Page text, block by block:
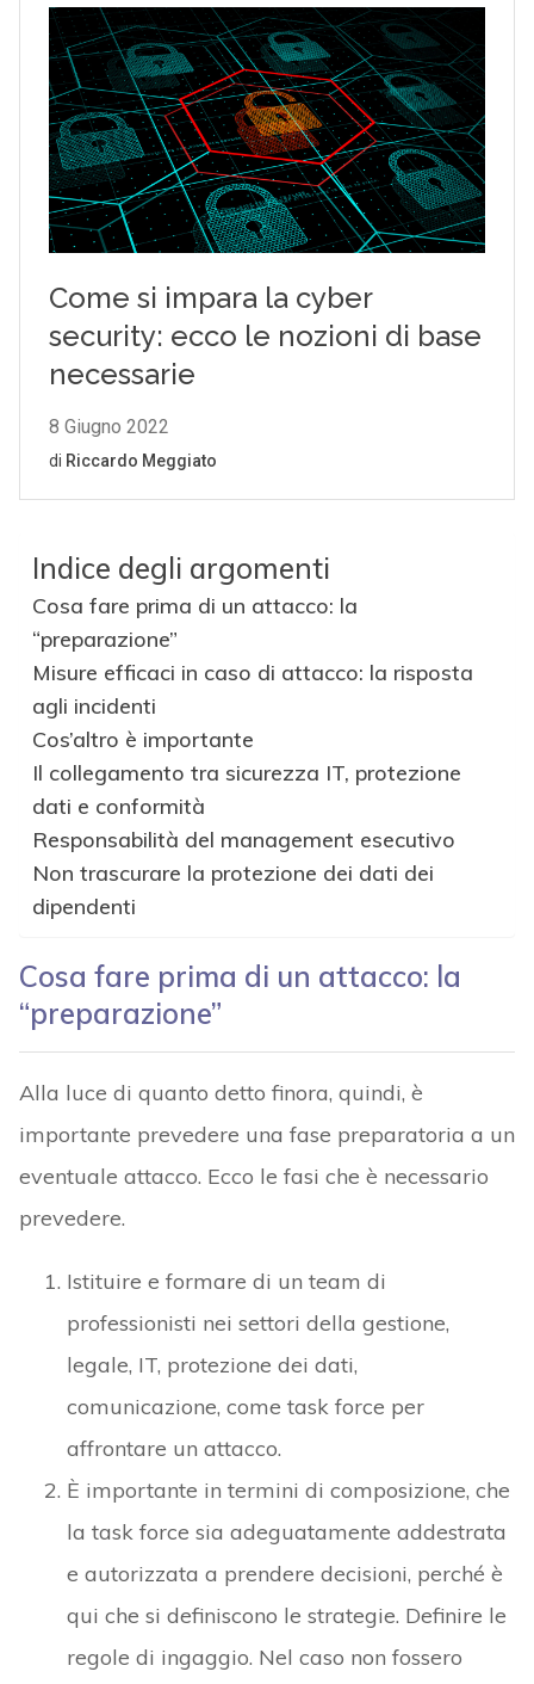
Indice degli argomenti
Cosa fare prima di un attacco: la
“preparazione”
Misure efficaci in caso di attacco: la risposta
agli incidenti
Cos’altro è importante
Il collegamento tra sicurezza IT, protezione
dati e conformità
Responsabilità del management esecutivo
Non trascurare la protezione dei dati dei
dipendenti
Cosa fare prima di un attacco: la
“preparazione”
Alla luce di quanto detto finora, quindi, è
importante prevedere una fase preparatoria a un
eventuale attacco. Ecco le fasi che è necessario
prevedere.
Istituire e formare di un team di
professionisti nei settori della gestione,
legale, IT, protezione dei dati,
comunicazione, come task force per
affrontare un attacco.
È importante in termini di composizione, che
la task force sia adeguatamente addestrata
e autorizzata a prendere decisioni, perché è
qui che si definiscono le strategie. Definire le
regole di ingaggio. Nel caso non fossero